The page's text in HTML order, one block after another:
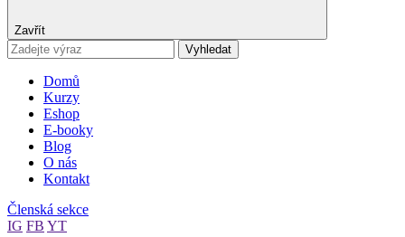
Zavřít
Vyhledat
Domů
Kurzy
Eshop
E-booky
Blog
O nás
Kontakt
Členská sekce
IG FB YT